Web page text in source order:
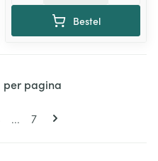
Bestel
pagina
... Pagina
7
per pagina